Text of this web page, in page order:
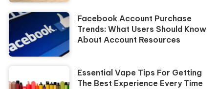
Facebook Account Purchase
Trends: What Users Should Know
About Account Resources
Essential Vape Tips For Getting
The Best Experience Every Time